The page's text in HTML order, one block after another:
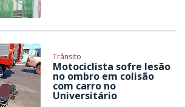
Trânsito
Motociclista sofre lesão
no ombro em colisão
com carro no
Universitário